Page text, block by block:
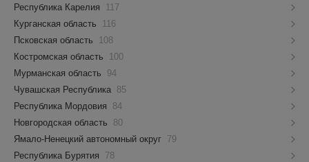
Республика Карелия
117
Курганская область
116
Псковская область
108
Костромская область
100
Мурманская область
94
Чувашская Республика 85
Республика Мордовия
84
Новгородская область
80
Ямало-Ненецкий автономный округ 79
Республика Бурятия
78